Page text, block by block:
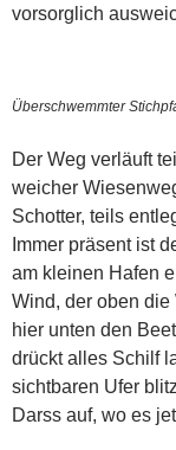
vorsorglich
Überschwemmter
Der Weg verläuft
weicher
Schotter, teils
Immer präsent ist
am kleinen Hafen
Wind, der oben
hier unten den
drückt alles Schilf
sichtbaren Ufer
Darss auf, wo es